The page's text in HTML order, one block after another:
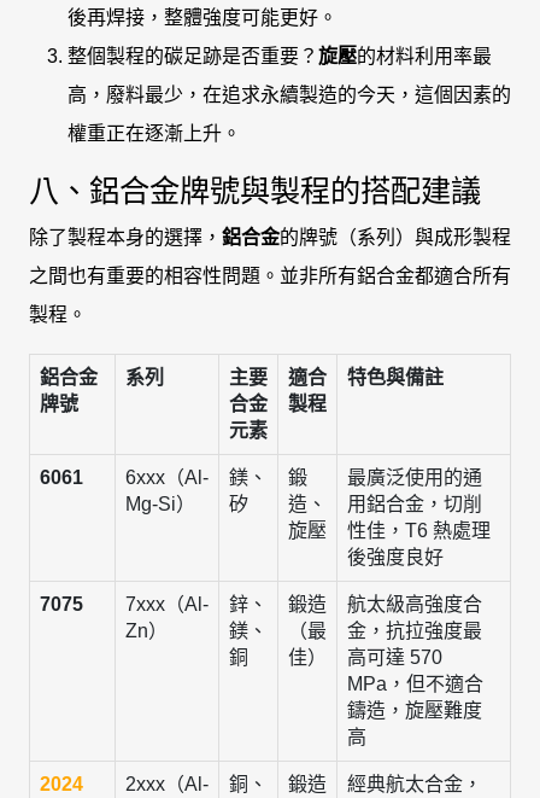
後再焊接，整體強度可能更好。
整個製程的碳足跡是否重要？ 旋壓的材料利用率最
高，廢料最少，在追求永續製造的今天，這個因素的
權重正在逐漸上升。
八、鋁合金牌號與製程的搭配建議
除了製程本身的選擇， 鋁合金的牌號（系列）與成形製程
之間也有重要的相容性問題。並非所有鋁合金都適合所有
製程。
鋁合金
牌號
系列
主要
合金
元素
適合
製程
特色與備註
6061
6xxx（Al-
Mg-Si）
鎂、
矽
鍛
造、
旋壓
最廣泛使用的通
用鋁合金，切削
性佳，T6 熱處理
後強度良好
7075
7xxx（Al-
Zn）
鋅、
鎂、
銅
鍛造
（最
佳）
航太級高強度合
金，抗拉強度最
高可達 570
MPa，但不適合
鑄造，旋壓難度
高
2024
2xxx（Al-
銅、
鍛造
經典航太合金，